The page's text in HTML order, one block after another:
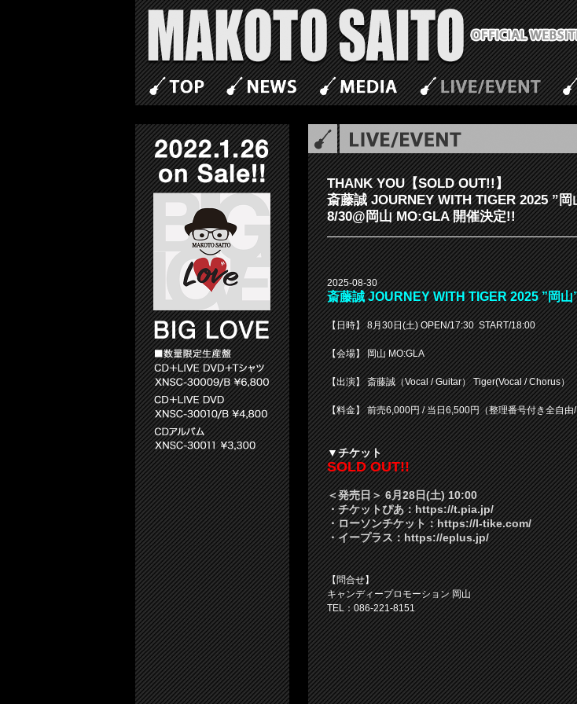
THANK YOU【SOLD OUT!!】
斎藤誠 JOURNEY WITH TIGER 2025 ”岡
8/30@岡山 MO:GLA 開催決定!!
2025-08-30
斎藤誠 JOURNEY WITH TIGER 2025 ”岡
【日時】 8月30日(土) OPEN/17:30 START/18:00
【会場】岡山 MO:GLA
【出演】 斎藤誠（Vocal / Guitar） Tiger(Vocal / Chorus）
【料金】 前売6,000円 / 当日6,500円（整理番号付き全自由
▼チケット
SOLD OUT!!
＜発売日＞ 6月28日(土) 10:00
・チケットぴあ：https://t.pia.jp/
・ローソンチケット：https://l-tike.com/
・イープラス：https://eplus.jp/
【問合せ】
キャンディープロモーション 岡山
TEL：086-221-8151